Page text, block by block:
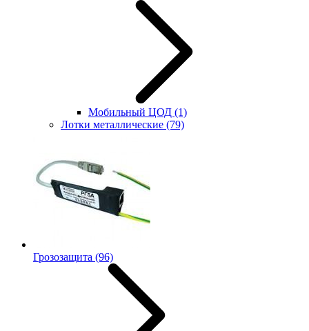
Мобильный ЦОД (1)
Лотки металлические (79)
Грозозащита (96)